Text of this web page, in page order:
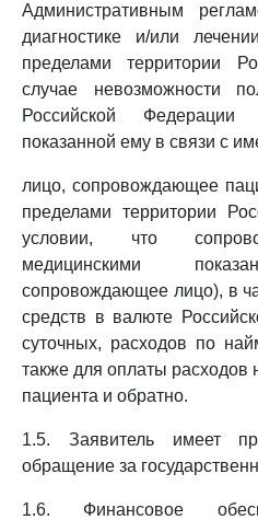
Административным
диагностике и/или
пределами территории
случае невозможности
Российской
показанной ему в связи с
лицо, сопровождающее
пределами территории
условии, что
медицинскими
сопровождающее лицо), в
средств в валюте
суточных, расходов по
также для оплаты расходов
пациента и обратно.
1.5. Заявитель имеет
обращение за
1.6. Финансовое